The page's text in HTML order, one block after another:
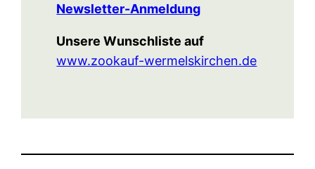
Newsletter-Anmeldung
Unsere Wunschliste auf
www.zookauf-wermelskirchen.de